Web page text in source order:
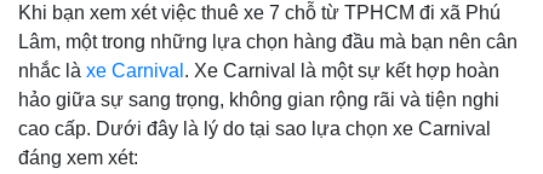
Khi bạn xem xét việc thuê xe 7 chỗ từ TPHCM đi xã Phú
Lâm, một trong những lựa chọn hàng đầu mà bạn nên cân
nhắc là xe Carnival . Xe Carnival là một sự kết hợp hoàn
hảo giữa sự sang trọng, không gian rộng rãi và tiện nghi
cao cấp. Dưới đây là lý do tại sao lựa chọn xe Carnival
đáng xem xét: